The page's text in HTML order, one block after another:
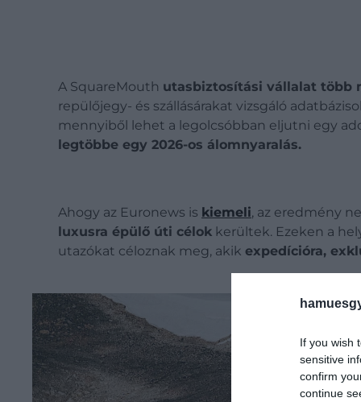
If you wish
sensitive
confirm
continue
A SquareMouth utasbiztosítási vállalat több
repülőjegy- és szállásárakat vizsgáló
mennyiből lehet a legolcsóbban eljutni egy
legtöbbe egy 2026-os álomnyaralás.
Ahogy az Euronews is kiemeli, az eredmény
luxusra épülő úti célok kerültek. Ezeken a
utazókat céloznak meg, akik expedícióra,